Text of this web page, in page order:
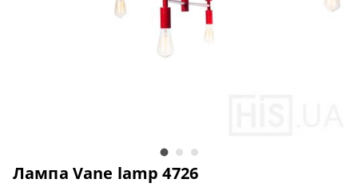
Лампа Vane lamp 4726